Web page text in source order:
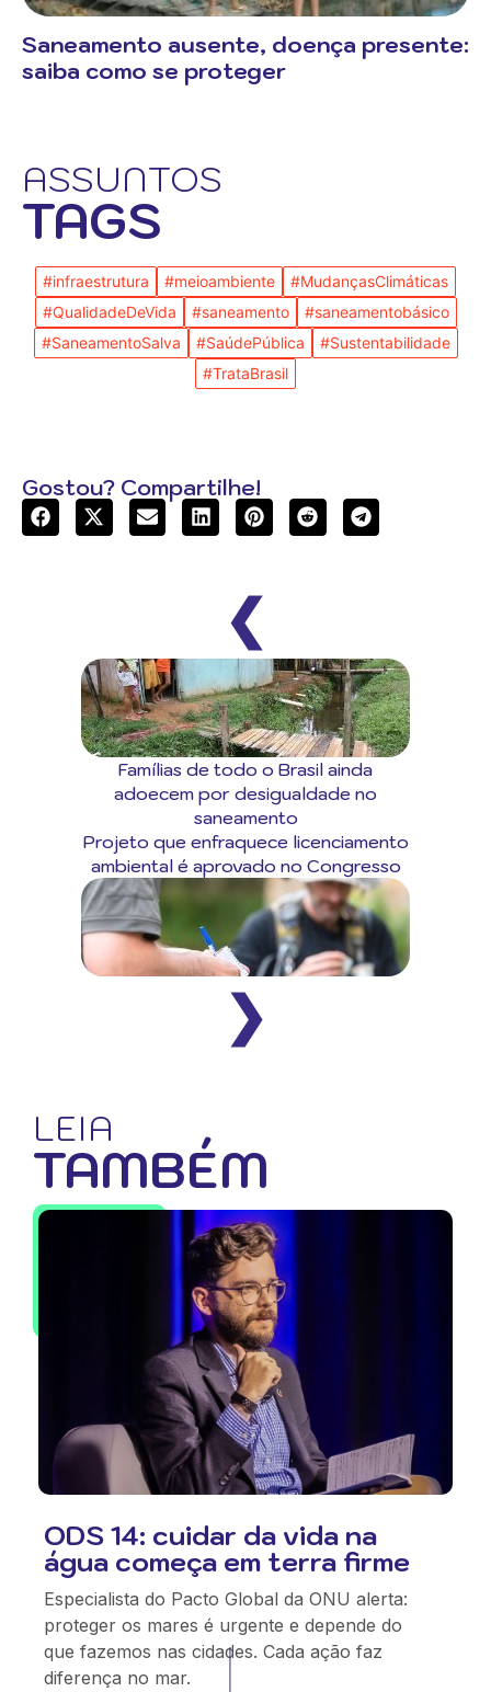
Saneamento ausente, doença presente:
saiba como se proteger
ASSUNTOS
TAGS
#infraestrutura #meioambiente
#MudançasClimáticas
#QualidadeDeVida
#saneamento
#saneamentobásico
#SaneamentoSalva
#SaúdePública
#Sustentabilidade
#TrataBrasil
Gostou? Compartilhe!
❮
Famílias de todo o Brasil ainda
adoecem por desigualdade no
saneamento
Projeto que enfraquece licenciamento
ambiental é aprovado no Congresso
❯
LEIA
TAMBÉM
ODS 14: cuidar da vida na
água começa em terra firme
Especialista do Pacto Global da ONU alerta:
proteger os mares é urgente e depende do
que fazemos nas cidades. Cada ação faz
diferença no mar.